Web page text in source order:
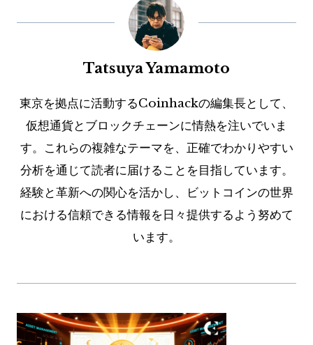
Tatsuya Yamamoto
東京を拠点に活動するCoinhackの編集長として、
仮想通貨とブロックチェーンに情熱を注いでいま
す。これらの複雑なテーマを、正確でわかりやすい
分析を通じて読者に届けることを目指しています。
経験と革新への関心を活かし、ビットコインの世界
における信頼できる情報を日々提供するよう努めて
います。